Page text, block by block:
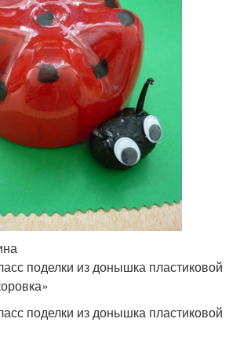
поделки из донышка пластиковой
поделки из донышка пластиковой